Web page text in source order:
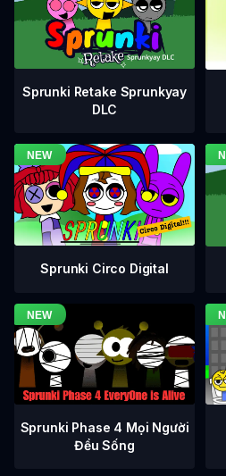
Sprunki Retake Sprunkyay
DLC
Sprunki Circo Digital
Sprunki Phase 4 Mọi Người
Đều Sống